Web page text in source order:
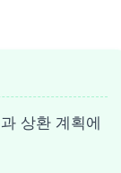
상환 계획에